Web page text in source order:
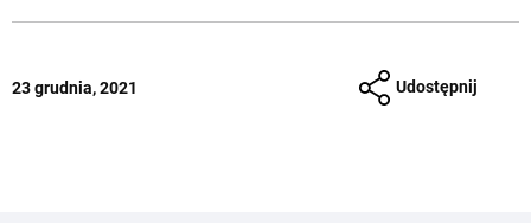
23 grudnia, 2021 Udostępnij